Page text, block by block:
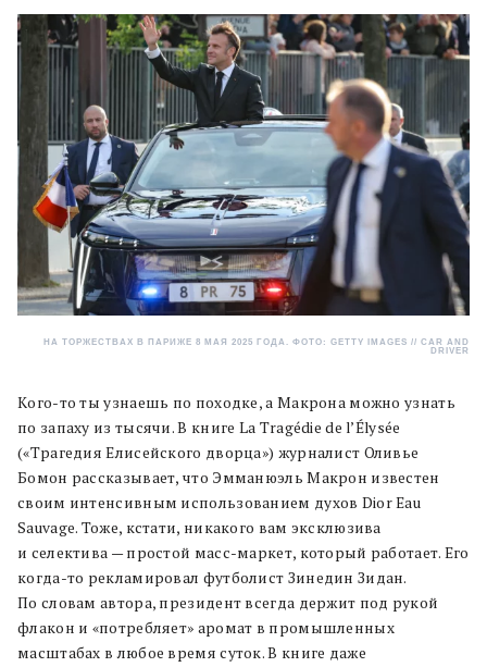
НА ТОРЖЕСТВАХ В ПАРИЖЕ 8 МАЯ 2025 ГОДА. ФОТО: GETTY IMAGES // CAR AND
DRIVER
Кого-то ты узнаешь по походке, а Макрона можно узнать
по запаху из тысячи. В книге La Tragédie de l’Élysée
(«Трагедия Елисейского дворца») журналист Оливье
Бомон рассказывает, что Эмманюэль Макрон известен
своим интенсивным использованием духов Dior Eau
Sauvage. Тоже, кстати, никакого вам эксклюзива
и селектива — простой масс-маркет, который работает. Его
когда-то рекламировал футболист Зинедин Зидан.
По словам автора, президент всегда держит под рукой
флакон и «потребляет» аромат в промышленных
масштабах в любое время суток. В книге даже